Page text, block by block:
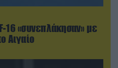
16 «συνεπλάκησαν» με
Αιγαίο